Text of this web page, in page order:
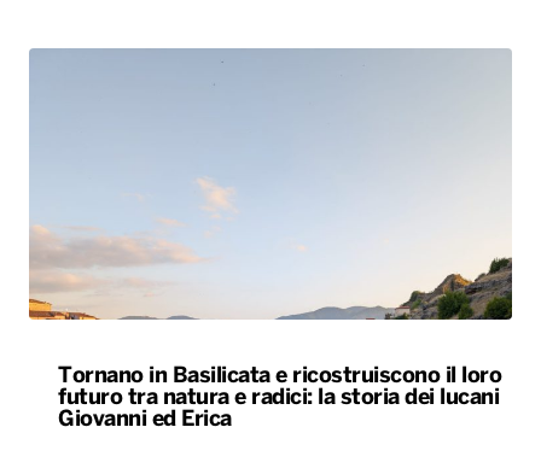
Tornano in Basilicata e ricostruiscono il loro
futuro tra natura e radici: la storia dei lucani
Giovanni ed Erica